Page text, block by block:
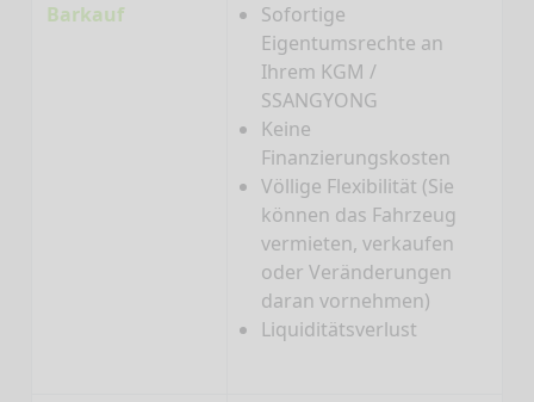
Barkauf
Sofortige
Eigentumsrechte an
Ihrem KGM /
SSANGYONG
Keine
Finanzierungskosten
Völlige Flexibilität (Sie
können das Fahrzeug
vermieten, verkaufen
oder Veränderungen
daran vornehmen)
Liquiditätsverlust